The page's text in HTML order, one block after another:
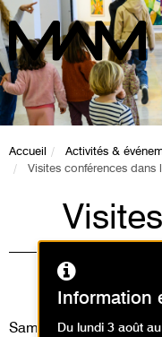
Accueil
Activités &
Visites conférences dans
dans
Visites
Samedi 15 octobre
Information
Du lundi 3 août